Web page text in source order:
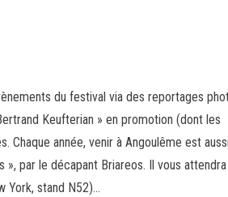
du festival via des reportages
Keufterian » en promotion (dont les
année, venir à Angoulême est aussi
par le décapant Briareos. Il vous attendra
York, stand N52)…